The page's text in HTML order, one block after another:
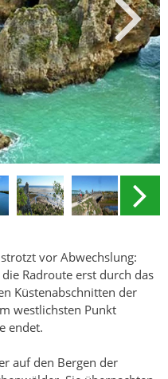
vor Abwechslung:
Radroute erst durch das
Küstenabschnitten der
westlichsten Punkt
endet.
auf den Bergen der